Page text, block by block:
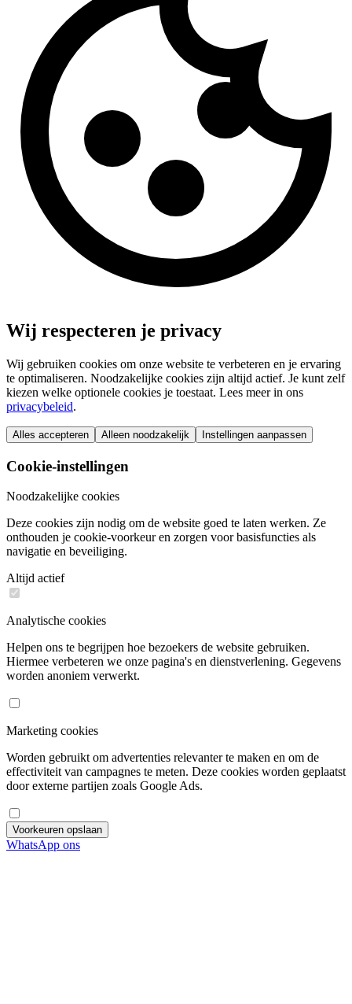
Wij respecteren je privacy
Wij gebruiken cookies om onze website te verbeteren en je ervaring
te optimaliseren. Noodzakelijke cookies zijn altijd actief. Je kunt zelf
kiezen welke optionele cookies je toestaat. Lees meer in ons
privacybeleid.
Alles accepteren Alleen noodzakelijk Instellingen aanpassen
Cookie-instellingen
Noodzakelijke cookies
Deze cookies zijn nodig om de website goed te laten werken. Ze
onthouden je cookie-voorkeur en zorgen voor basisfuncties als
navigatie en beveiliging.
Altijd actief
Analytische cookies
Helpen ons te begrijpen hoe bezoekers de website gebruiken.
Hiermee verbeteren we onze pagina's en dienstverlening. Gegevens
worden anoniem verwerkt.
Marketing cookies
Worden gebruikt om advertenties relevanter te maken en om de
effectiviteit van campagnes te meten. Deze cookies worden geplaatst
door externe partijen zoals Google Ads.
Voorkeuren opslaan
WhatsApp ons